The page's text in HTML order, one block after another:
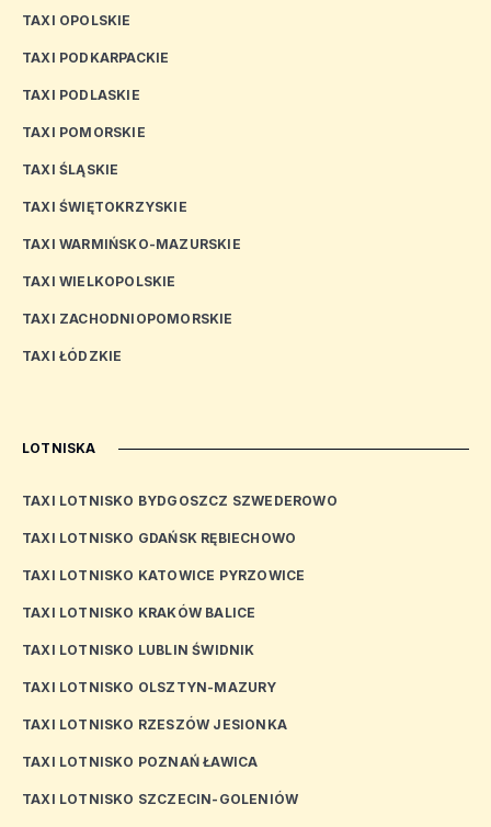
TAXI OPOLSKIE
TAXI PODKARPACKIE
TAXI PODLASKIE
TAXI POMORSKIE
TAXI ŚLĄSKIE
TAXI ŚWIĘTOKRZYSKIE
TAXI WARMIŃSKO-MAZURSKIE
TAXI WIELKOPOLSKIE
TAXI ZACHODNIOPOMORSKIE
TAXI ŁÓDZKIE
LOTNISKA
TAXI LOTNISKO BYDGOSZCZ SZWEDEROWO
TAXI LOTNISKO GDAŃSK RĘBIECHOWO
TAXI LOTNISKO KATOWICE PYRZOWICE
TAXI LOTNISKO KRAKÓW BALICE
TAXI LOTNISKO LUBLIN ŚWIDNIK
TAXI LOTNISKO OLSZTYN-MAZURY
TAXI LOTNISKO RZESZÓW JESIONKA
TAXI LOTNISKO POZNAŃ ŁAWICA
TAXI LOTNISKO SZCZECIN-GOLENIÓW